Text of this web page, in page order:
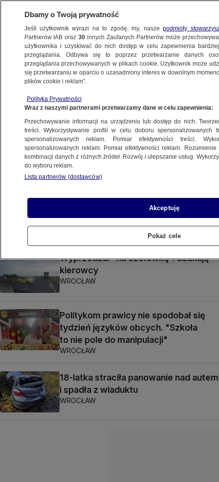
DOLNOŚLĄSKIE
Karambol na autostradzie. Korek ma
kilkanaście kilometrów
WROCŁAW
Chciał sprawdzić możliwości auta,
incydent na stoku narciarskim
WROCŁAW
Ciężki sprzęt na karkonoskich
szlakach. Trwają prace remontowe
Wyprzedzał "na czołówkę". Szukają
kierowcy
WROCŁAW
Politykom prawicy nie spodobał się
tydzień języków obcych. "Szkoła
to nie pole do manipulacji"
WROCŁAW
18-latka straciła panowanie nad autem
i spadła z wiaduktu
WROCŁAW
Dbamy o Twoją prywatność
Jeśli użytkownik wyrazi na to zgodę, my, naszepodmioty
Partnerów IAB oraz30 innych Zaufanych Partnerów może
użytkownika i uzyskiwać do nich dostęp w celu zapewnienia
przeglądania. Odbywa się to poprzez przetwarzanie danych
przeglądania przechowywanych w plikach cookie. Użytkownik może
się przetwarzaniu w oparciu o uzasadniony interes w dowolnym
plików cookie i reklam”.
Polityka Prywatności
Wraz z naszymi partnerami przetwarzamy dane w celu zapewnienia:
Przechowywanie informacji na urządzeniu lub dostęp do nich.
treści. Wykorzystywanie profili w celu doboru spersonalizowanych
spersonalizowanych reklam. Pomiar efektywności treści.
spersonalizowanych reklam. Pomiar efektywności reklam.
kombinacji danych z różnych źródeł. Rozwój i ulepszanie usług.
do wyboru reklam.
Lista partnerów (dostawców)
Akceptuję
Pokaż cele